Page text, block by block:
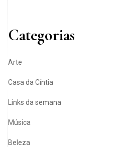
Categorias
Arte
Casa da Cíntia
Links da semana
Música
Beleza